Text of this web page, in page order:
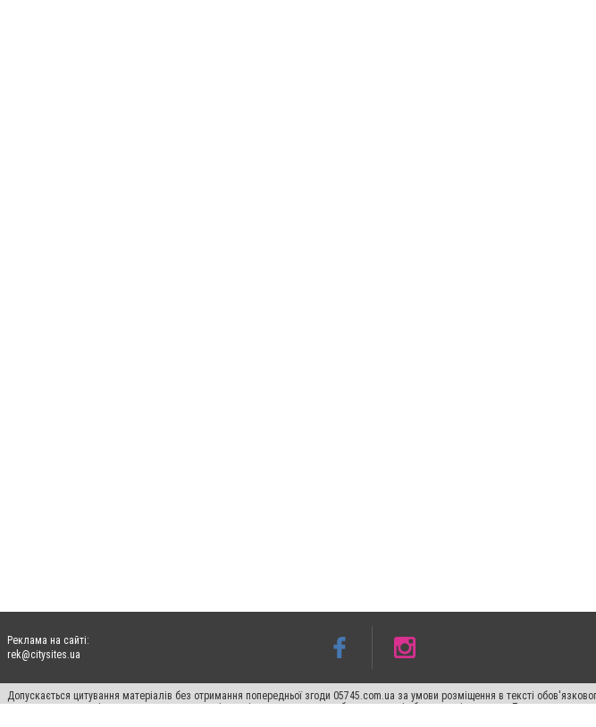
Реклама на сайті:
rek@citysites.ua
Допускається цитування матеріалів без отримання попередньої згоди 05745.com.ua за умови розміщення в тексті
пошукових систем гіперпосилання на цитовані статті не нижче другого абзацу в тексті або в якості джерела. Порушення